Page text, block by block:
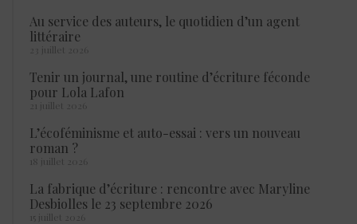
Au service des auteurs, le quotidien d’un agent
littéraire
23 juillet 2026
Tenir un journal, une routine d’écriture féconde
pour Lola Lafon
21 juillet 2026
L’écoféminisme et auto-essai : vers un nouveau
roman ?
18 juillet 2026
La fabrique d’écriture : rencontre avec Maryline
Desbiolles le 23 septembre 2026
15 juillet 2026